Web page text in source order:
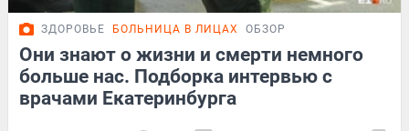
ЗДОРОВЬЕ БОЛЬНИЦА В ЛИЦАХ ОБЗОР
Они знают о жизни и смерти немного
больше нас. Подборка интервью с
врачами Екатеринбурга